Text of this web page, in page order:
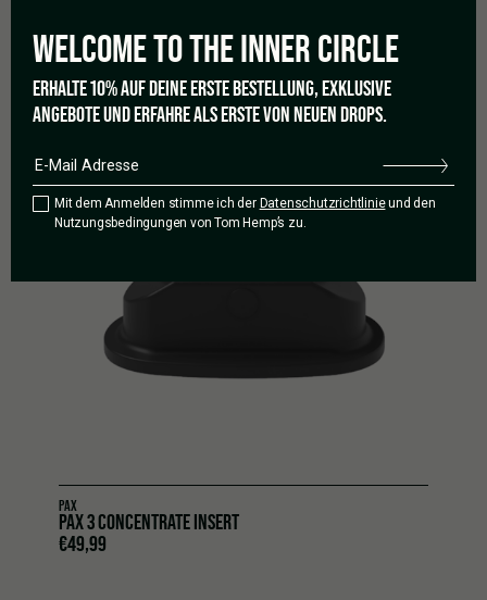
PAX
PAX 3 CONCENTRATE INSERT
€49,99
WELCOME TO THEINNER CIRCLE
ERHALTE 10% AUF DEINE ERSTE BESTELLUNG, EXKLUSIVE
ANGEBOTE UND ERFAHRE ALS ERSTE VON NEUEN DROPS.
Mit dem Anmelden stimme ich der Datenschutzrichtlinieund den
Nutzungsbedingungen von Tom Hemp’s zu.